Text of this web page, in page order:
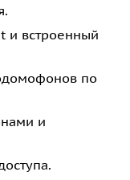
и встроенный
по
и